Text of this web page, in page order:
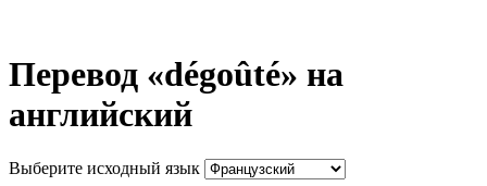
Перевод «dégoûté» на
английский
Выберите исходный язык